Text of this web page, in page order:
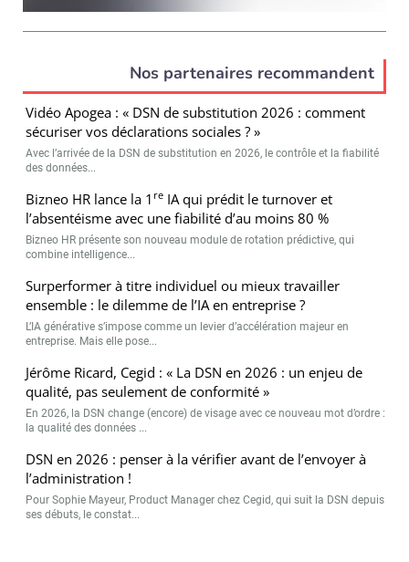
Nos partenaires recommandent
Vidéo Apogea : « DSN de substitution 2026 : comment
sécuriser vos déclarations sociales ? »
Avec l’arrivée de la DSN de substitution en 2026, le contrôle et la fiabilité
des données...
Bizneo HR lance la 1 re IA qui prédit le turnover et
l’absentéisme avec une fiabilité d’au moins 80 %
Bizneo HR présente son nouveau module de rotation prédictive, qui
combine intelligence...
Surperformer à titre individuel ou mieux travailler
ensemble : le dilemme de l’IA en entreprise ?
L’IA générative s’impose comme un levier d’accélération majeur en
entreprise. Mais elle pose...
Jérôme Ricard, Cegid : « La DSN en 2026 : un enjeu de
qualité, pas seulement de conformité »
En 2026, la DSN change (encore) de visage avec ce nouveau mot d’ordre :
la qualité des données ...
DSN en 2026 : penser à la vérifier avant de l’envoyer à
l’administration !
Pour Sophie Mayeur, Product Manager chez Cegid, qui suit la DSN depuis
ses débuts, le constat...